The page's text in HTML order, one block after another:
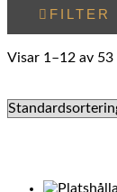
FILTER
Visar 1–12 av